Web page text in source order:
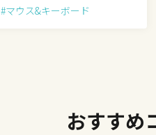
#マウス&キーボード
おすすめ